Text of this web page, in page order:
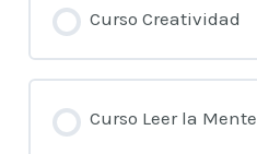
Curso Creatividad
Curso Leer la Mente